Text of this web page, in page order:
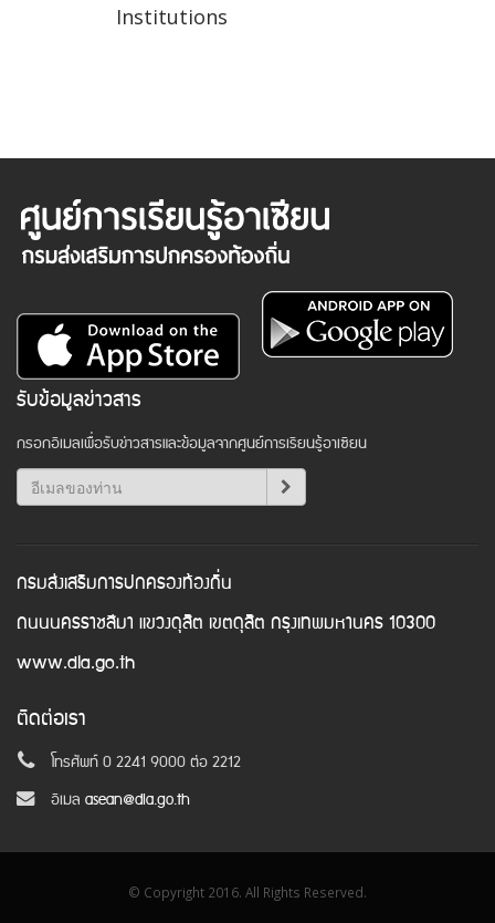
Institutions
รับข้อมูลข่าวสาร
กรอกอีเมลเพื่อรับข่าวสารและข้อมูลจากศูนย์การเรียนรู้อาเซียน
กรมส่งเสริมการปกครองท้องถิ่น
ถนนนครราชสีมา แขวงดุสิต เขตดุสิต กรุงเทพมหานคร 10300
www.dla.go.th
ติดต่อเรา
โทรศัพท์ 0 2241 9000 ต่อ 2212
อีเมล asean@dla.go.th
© Copyright 2016. All Rights Reserved.